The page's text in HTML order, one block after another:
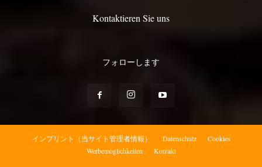
Kontaktieren Sie uns
フォローします
インプリント（当サイト管理者情報） Datenschutz
Cookies
Werbemöglichkeiten
Kontakt